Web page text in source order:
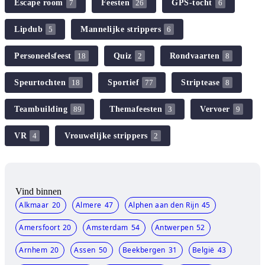
Escape room 7 Feesten 26 GPS-tocht 6
Lipdub 5 Mannelijke strippers 6
Personeelsfeest 18 Quiz 2 Rondvaarten 8
Speurtochten 18 Sportief 77 Striptease 8
Teambuilding 89 Themafeesten 3 Vervoer 9
VR 4 Vrouwelijke strippers 2
Vind binnen
Alkmaar 20 Almere 47 Alphen aan den Rijn 45
Amersfoort 20 Amsterdam 54 Antwerpen 52
Arnhem 20 Assen 50 Beekbergen 31 België 43